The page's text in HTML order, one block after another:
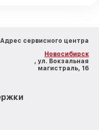
Адрес сервисного центра
Новосибирск
, ул. Вокзальная
магистраль, 16